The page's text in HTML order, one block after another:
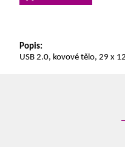
Popis:
USB 2.0, kovové tělo, 29 x